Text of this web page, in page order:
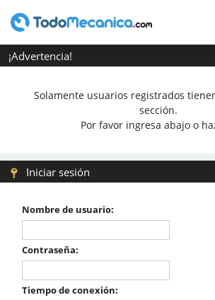
¡Advertencia!
Solamente usuarios registrados
sección.
Por favor ingresa abajo o
Iniciar sesión
Nombre de usuario:
Contraseña:
Tiempo de conexión: